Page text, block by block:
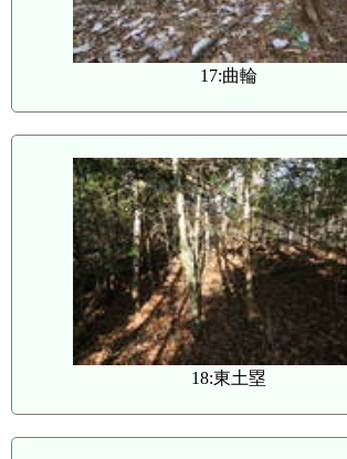
17:曲輪
18:東土塁